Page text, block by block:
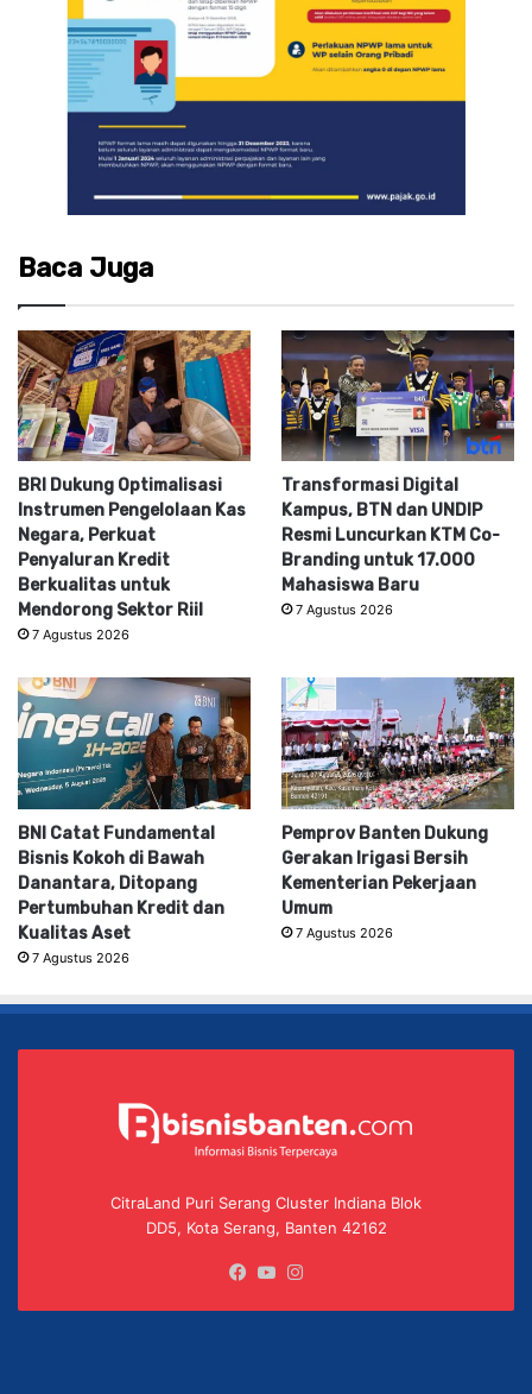
Baca Juga
BRI Dukung Optimalisasi
Instrumen Pengelolaan Kas
Negara, Perkuat
Penyaluran Kredit
Berkualitas untuk
Mendorong Sektor Riil
7 Agustus 2026
Transformasi Digital
Kampus, BTN dan UNDIP
Resmi Luncurkan KTM Co-
Branding untuk 17.000
Mahasiswa Baru
7 Agustus 2026
BNI Catat Fundamental
Bisnis Kokoh di Bawah
Danantara, Ditopang
Pertumbuhan Kredit dan
Kualitas Aset
7 Agustus 2026
Pemprov Banten Dukung
Gerakan Irigasi Bersih
Kementerian Pekerjaan
Umum
7 Agustus 2026
CitraLand Puri Serang Cluster Indiana Blok
DD5, Kota Serang, Banten 42162
Facebook
YouTube